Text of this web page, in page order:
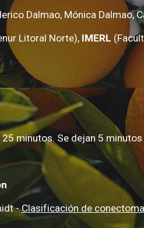
Dalmao, Mónica Dalmao,
Litoral Norte), IMERL
minutos. Se dejan 5
-Clasificación de